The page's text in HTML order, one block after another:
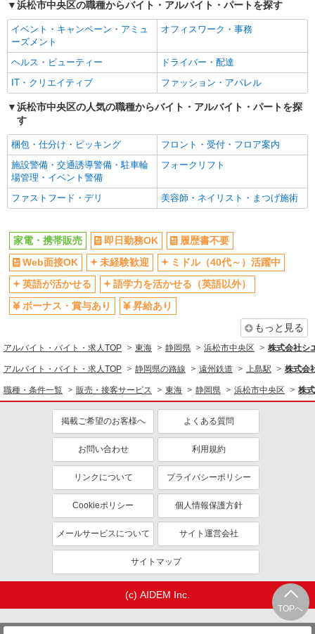
社会保険あり
社員登用あり
浜松市中央区の職種からバイト・アルバイト・パートを探す
イベント・キャンペーン・アミュ
ーズメント
オフィスワーク・事務
ヘルス・ビューティー
ドライバー・配達
IT・クリエイティブ
ファッション・アパレル
浜松市中央区の人気の職種からバイト・アルバイト・パートを探
す
梱包・仕分け・ピッキング
フロント・受付・フロア案内
施設警備・交通誘導警備・駐車輪
場管理・イベント警備
フォークリフト
ファストフード・デリ 美容師・ネイリスト・まつげ施術
TOPへ
家電・携帯販売 即日勤務OK
履歴書不要
Web面接OK
未経験歓迎
ミドル（40代～）活躍中
英語が活かせる
語学力を活かせる（英語以外）
ボーナス・賞与あり
昇給あり
もっと見る
アルバイト・バイト・求人TOP 東海 静岡県 浜松市中央区 株式会社シ
アルバイト・バイト・求人TOP 静岡県の路線 遠州鉄道 上島駅 株式会
職種・条件一覧 販売・接客サービス 東海 静岡県 浜松市中央区 株
掲載ご希望のお客様へ よくある質問
お問い合わせ 利用規約
リンクについて プライバシーポリシー
Cookieポリシー 個人情報保護方針
メールサービスについて サイト運営会社
サイトマップ
(c) AIDEM Inc.